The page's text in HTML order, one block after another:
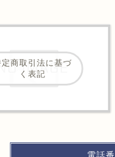
商取引法に基づ
く表記